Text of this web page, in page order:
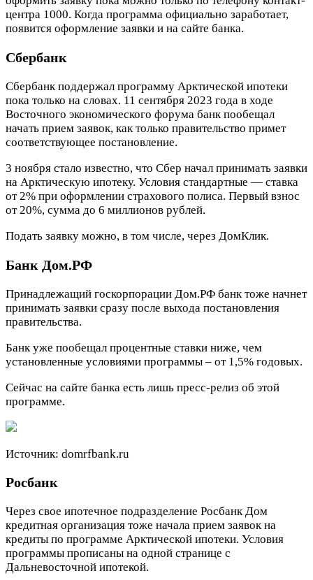
центра 1000. Когда программа официально заработает,
появится оформление заявки и на сайте банка.
Сбербанк
Сбербанк поддержал программу Арктической ипотеки
пока только на словах. 11 сентября 2023 года в ходе
Восточного экономического форума банк пообещал
начать прием заявок, как только правительство примет
соответствующее постановление.
3 ноября стало известно, что Сбер начал принимать заявки
на Арктическую ипотеку. Условия стандартные — ставка
от 2% при оформлении страхового полиса. Первый взнос
от 20%, сумма до 6 миллионов рублей.
Подать заявку можно, в том числе, через ДомКлик.
Банк Дом.РФ
Принадлежащий госкорпорации Дом.РФ банк тоже начнет
принимать заявки сразу после выхода постановления
правительства.
Банк уже пообещал процентные ставки ниже, чем
установленные условиями программы – от 1,5% годовых.
Сейчас на сайте банка есть лишь пресс-релиз об этой
программе.
Источник: domrfbank.ru
Росбанк
Через свое ипотечное подразделение Росбанк Дом
кредитная организация тоже начала прием заявок на
кредиты по программе Арктической ипотеки. Условия
программы прописаны на одной странице с
Дальневосточной ипотекой.